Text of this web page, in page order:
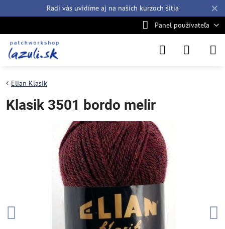
✕
Radi vás uvidíme aj na našich kurzoch šitia
Panel používateľa
Elian Klasik
Klasik 3501 bordo melir